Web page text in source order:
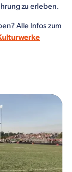
zu erleben.
Alle Infos zum